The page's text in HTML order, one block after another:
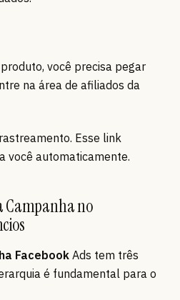
você precisa pegar
na área de afiliados da
Esse link
você automaticamente.
Campanha no
FacebookAds tem três
é fundamental para o